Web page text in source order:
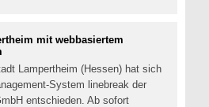
mit webbasiertem
Lampertheim (Hessen) hat sich
System linebreak der
entschieden. Ab sofort